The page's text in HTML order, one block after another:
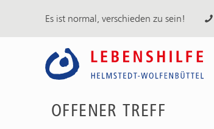
Es ist normal, verschieden zu sein!
OFFENER TREFF